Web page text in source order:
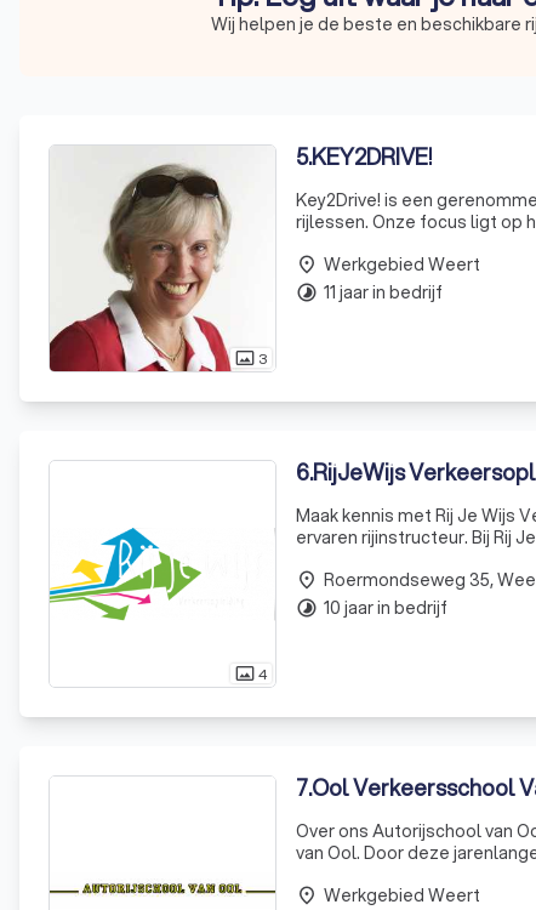
Wij helpen je de beste en beschikbare
photo_size_select_actual 3
5.KEY2DRIVE!
Key2Drive! is een
rijlessen. Onze focus ligt op
place Werkgebied Weert
timelapse 11 jaar in bedrijf
photo_size_select_actual4
6.RijJeWijs
Maak kennis met Rij Je Wijs
ervaren rijinstructeur. Bij Rij
place Roermondseweg 35,
timelapse 10 jaar in bedrijf
7.Ool Verkeersschool
Over ons Autorijschool van
van Ool. Door deze jarenlange ervaring
place Werkgebied Weert